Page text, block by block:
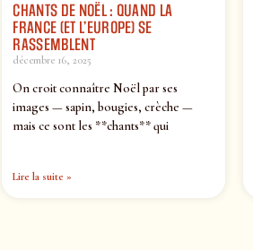
CHANTS DE NOËL : QUAND LA
FRANCE (ET L’EUROPE) SE
RASSEMBLENT
décembre 16, 2025
On croit connaître Noël par ses
images — sapin, bougies, crèche —
mais ce sont les **chants** qui
Lire la suite »